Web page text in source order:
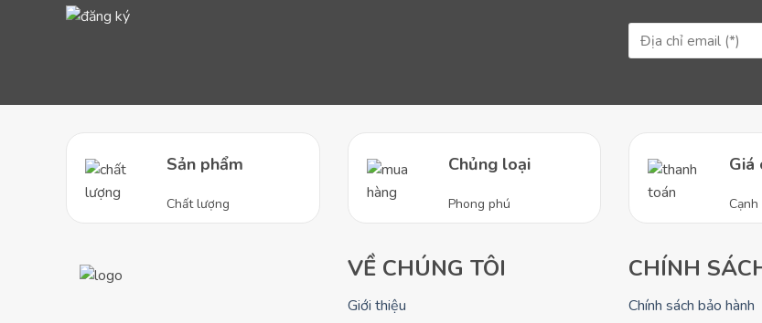
Sản phẩm
Chất lượng
Chủng loại
Phong phú
Giá
VỀ CHÚNG TÔI
Giới thiệu
CHÍNH
Chính sách bảo hành